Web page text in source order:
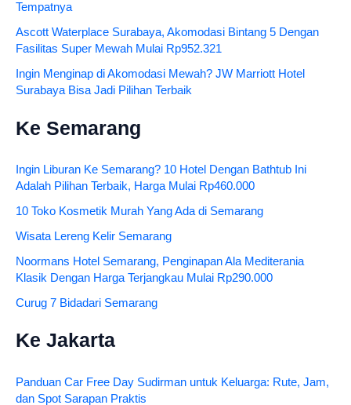
Tempatnya
Ascott Waterplace Surabaya, Akomodasi Bintang 5 Dengan
Fasilitas Super Mewah Mulai Rp952.321
Ingin Menginap di Akomodasi Mewah? JW Marriott Hotel
Surabaya Bisa Jadi Pilihan Terbaik
Ke Semarang
Ingin Liburan Ke Semarang? 10 Hotel Dengan Bathtub Ini
Adalah Pilihan Terbaik, Harga Mulai Rp460.000
10 Toko Kosmetik Murah Yang Ada di Semarang
Wisata Lereng Kelir Semarang
Noormans Hotel Semarang, Penginapan Ala Mediterania
Klasik Dengan Harga Terjangkau Mulai Rp290.000
Curug 7 Bidadari Semarang
Ke Jakarta
Panduan Car Free Day Sudirman untuk Keluarga: Rute, Jam,
dan Spot Sarapan Praktis